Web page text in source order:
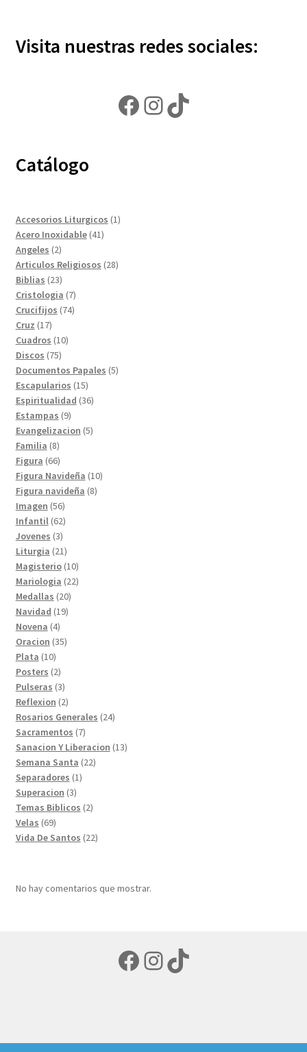
Visita nuestras redes sociales:
Facebook
Instagram
TikTok
Catálogo
Accesorios Liturgicos 11
Acero Inoxidable 4141
Angeles 22
productos
Articulos Religiosos 2828
Biblias 2323
productos
Cristologia 77
productos
Crucifijos 7474
Cruz 1717
productos
Cuadros 1010
Discos 7575
productos
Documentos Papales 55
Escapularios 1515
productos
Espiritualidad 3636
Estampas 99
productos
Evangelizacion 55
Familia 88
productos
Figura 6666
productos
Figura Navideña 1010
Figura navideña 88
Imagen 5656
productos
Infantil 6262
productos
Jovenes 33
productos
Liturgia 2121
productos
Magisterio 1010
productos
Mariologia 2222
Medallas 2020
productos
Navidad 1919
Novena 44
productos
Oracion 3535
Plata 1010
productos
Posters 22
productos
Pulseras 33
productos
Reflexion 22
productos
Rosarios Generales 2424
Sacramentos 77
productos
Sanacion Y Liberacion 1313
Semana Santa 2222
Separadores 11
Superacion 33
productos
Temas Biblicos 22
Velas 6969
productos
Vida De Santos 2222
No hay comentarios que mostrar.
Facebook
Instagram
TikTok